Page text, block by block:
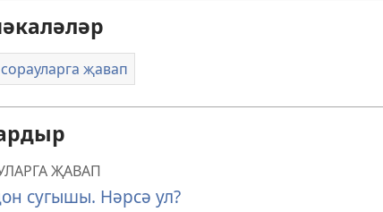
җавап
ҖАВАП
сугышы. Нәрсә ул?